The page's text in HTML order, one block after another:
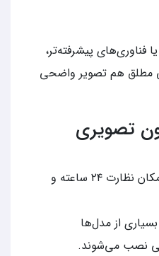
یا فناوری‌های پیشرفته‌تر،
مطلق هم تصویر واضحی
تصویری
: با امکان نظارت ۲۴ ساعته و
از مدل‌ها
نصب می‌شوند.